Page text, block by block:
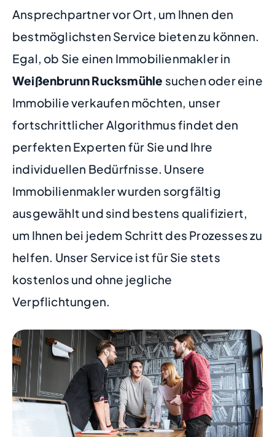
Ansprechpartner vor Ort, um Ihnen den
bestmöglichsten Service bieten zu können.
Egal, ob Sie einen Immobilienmakler in
Weißenbrunn Rucksmühle suchen oder eine
Immobilie verkaufen möchten, unser
fortschrittlicher Algorithmus findet den
perfekten Experten für Sie und Ihre
individuellen Bedürfnisse. Unsere
Immobilienmakler wurden sorgfältig
ausgewählt und sind bestens qualifiziert,
um Ihnen bei jedem Schritt des Prozesses zu
helfen. Unser Service ist für Sie stets
kostenlos und ohne jegliche
Verpflichtungen.